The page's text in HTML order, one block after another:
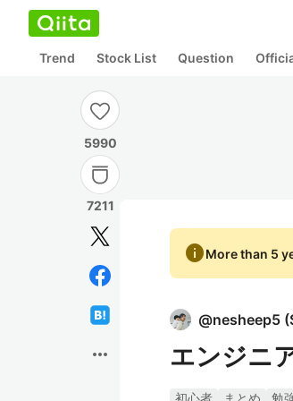
Trend Stock List Question
5990
7211
more_horiz
infoMore than 5
@nesheep5 (
エンジニ
初心者 まとめ 勉